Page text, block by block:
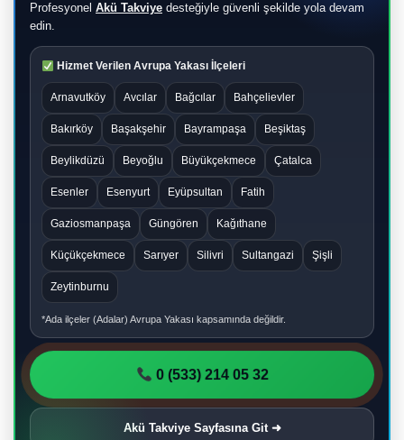
Profesyonel Akü Takviye desteğiyle güvenli şekilde yola devam
edin.
Hizmet Verilen Avrupa Yakası İlçeleri
Arnavutköy Avcılar Bağcılar Bahçelievler
Bakırköy Başakşehir Bayrampaşa Beşiktaş
Beylikdüzü Beyoğlu Büyükçekmece Çatalca
Esenler Esenyurt Eyüpsultan Fatih
Gaziosmanpaşa Güngören Kağıthane
Küçükçekmece Sarıyer Silivri Sultangazi Şişli
Zeytinburnu
*Ada ilçeler (Adalar) Avrupa Yakası kapsamında değildir.
0 (533) 214 05 32
Akü Takviye Sayfasına Git ➜